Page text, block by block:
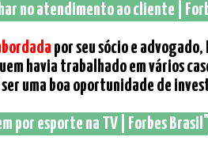
no atendimento ao cliente |
por seu sócio e
havia trabalhado em vários
uma boa oportunidade de
por esporte na TV | Forbes Brasil"